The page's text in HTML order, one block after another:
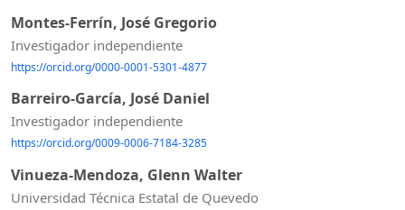
Montes-Ferrín, José Gregorio
Investigador independiente
https://orcid.org/0000-0001-5301-4877
Barreiro-García, José Daniel
Investigador independiente
https://orcid.org/0009-0006-7184-3285
Vinueza-Mendoza, Glenn Walter
Universidad Técnica Estatal de Quevedo